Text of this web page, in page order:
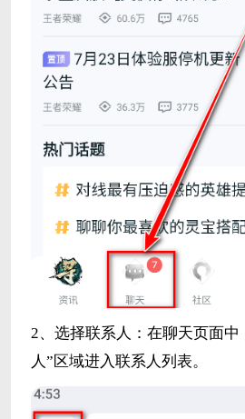
2、选择联系人：在聊天页面中
人”区域进入联系人列表。